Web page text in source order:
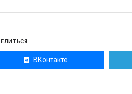
ВКонтакте